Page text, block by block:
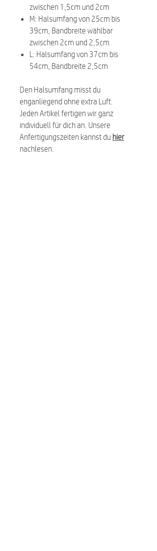
zwischen 1,5cm und 2cm
M: Halsumfang von 25cm bis
39cm, Bandbreite wählbar
zwischen 2cm und 2,5cm
L: Halsumfang von 37cm bis
54cm, Bandbreite 2,5cm
Den Halsumfang misst du
enganliegend ohne extra Luft.
Jeden Artikel fertigen wir ganz
individuell für dich an. Unsere
Anfertigungszeiten kannst du hier
nachlesen.